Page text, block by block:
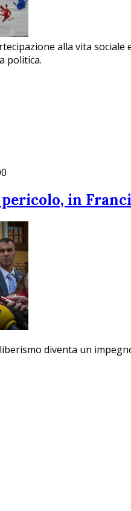
alla vita
politica.
in
diventa un